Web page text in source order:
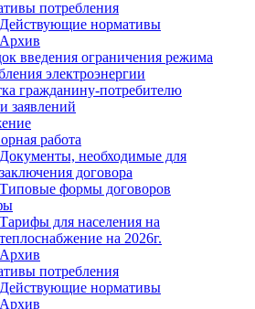
потребления
Действующие нормативы
Архив
введения ограничения режима
электроэнергии
гражданину-потребителю
заявлений
работа
Документы, необходимые для
заключения договора
Типовые формы договоров
Тарифы для населения на
теплоснабжение на 2026г.
Архив
потребления
Действующие нормативы
Архив